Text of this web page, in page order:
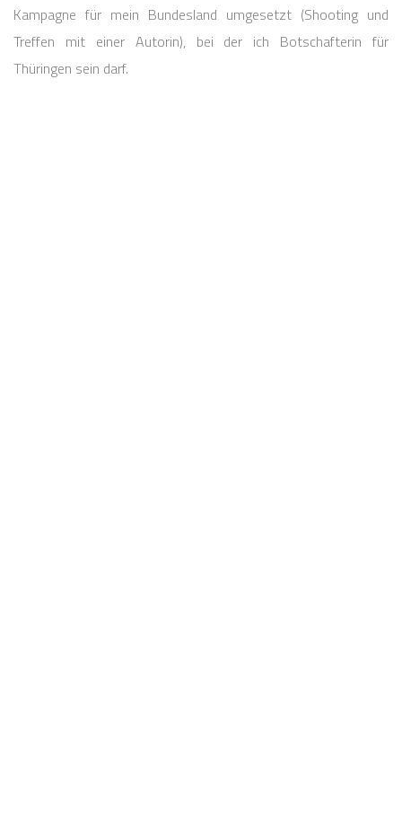
Kampagne für mein Bundesland umgesetzt (Shooting und
Treffen mit einer Autorin), bei der ich Botschafterin für
Thüringen sein darf.